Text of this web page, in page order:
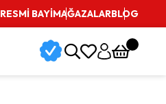
RESMİ BAYİMAĞAZALARBLOG